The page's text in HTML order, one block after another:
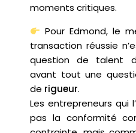
moments critiques.
Pour Edmond, le
transaction réussie
question de talent
avant tout une
de rigueur.
Les entrepreneurs qui
pas la conformité